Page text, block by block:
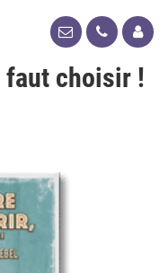
faut choisir !